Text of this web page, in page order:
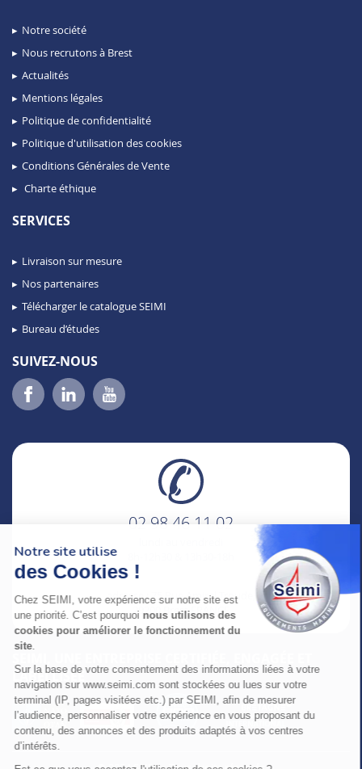
Notre société
Nous recrutons à Brest
Actualités
Mentions légales
Politique de confidentialité
Politique d'utilisation des cookies
Conditions Générales de Vente
Charte éthique
SERVICES
Livraison sur mesure
Nos partenaires
Télécharger le catalogue SEIMI
Bureau d’études
SUIVEZ-NOUS
02 98 46 11 02
adresse : 75 Rue Amiral Troude,
29200 Brest FRANCE
LABELLISÉE
Notre site utilise
des Cookies !
Chez SEIMI, votre expérience sur notre site est
une priorité. C’est pourquoinous utilisons des
cookies pour améliorer le fonctionnement du
site.
Sur la base de votre consentement des informations liées à votre
navigation sur www.seimi.com sont stockées ou lues sur votre
terminal (IP, pages visitées etc.) par SEIMI, afin de mesurer
l’audience, personnaliser votre expérience en vous proposant du
contenu, des annonces et des produits adaptés à vos centres
d’intérêts.